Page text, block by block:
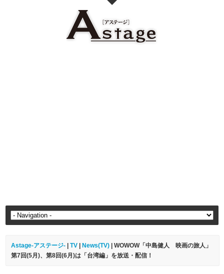
Astage-アステージ- |TV News(TV) | WOWOW「中島健人 映画の旅人」
第7回(5月)、第8回(6月)は「台湾編」を放送・配信！